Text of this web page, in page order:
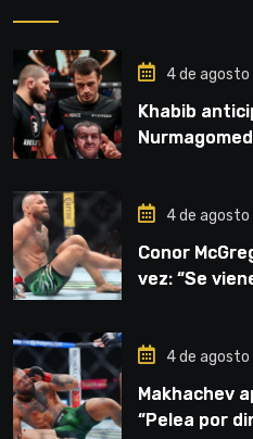
4 de
Khabib
4 de
Conor
vez: “Se
4 de
Makhachev
“Pelea por